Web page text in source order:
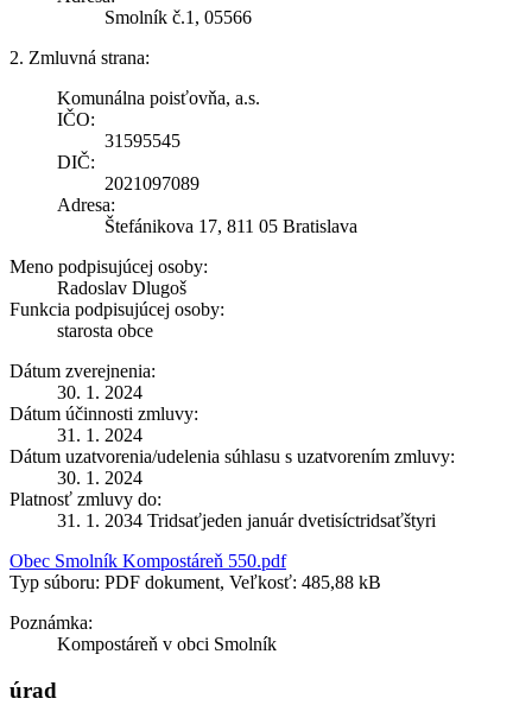
Smolník č.1, 05566
2. Zmluvná strana:
Komunálna poisťovňa, a.s.
IČO:
31595545
DIČ:
2021097089
Adresa:
Štefánikova 17, 811 05 Bratislava
Meno podpisujúcej osoby:
Radoslav Dlugoš
Funkcia podpisujúcej osoby:
starosta obce
Dátum zverejnenia:
30. 1. 2024
Dátum účinnosti zmluvy:
31. 1. 2024
Dátum uzatvorenia/udelenia súhlasu s uzatvorením zmluvy:
30. 1. 2024
Platnosť zmluvy do:
31. 1. 2034 Tridsaťjeden január dvetisíctridsaťštyri
Obec Smolník Kompostáreň 550.pdf
Typ súboru: PDF dokument, Veľkosť: 485,88 kB
Poznámka:
Kompostáreň v obci Smolník
úrad